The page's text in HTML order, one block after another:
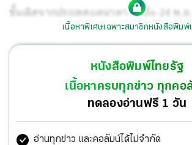
ชั้นเลิศจากประเทศแคนาดา จัดถึง-24 พ.
ไชยประสิทธิ์กุล, พลอยชมพู อัมพุช และ ดิเร
มาร่วมงานด้วย ที่พารากอน วันก่อน.
เนื้อหาพิเศษเฉพาะสมาชิกหนังสือพิมพ์
หนังสือพิมพ์ไทยรัฐ
เนื้อหาครบทุกข่าว ทุกคอ
ทดลองอ่านฟรี 1 วัน
อ่านทุกข่าว และคอลัมน์ได้ไม่จำกัด